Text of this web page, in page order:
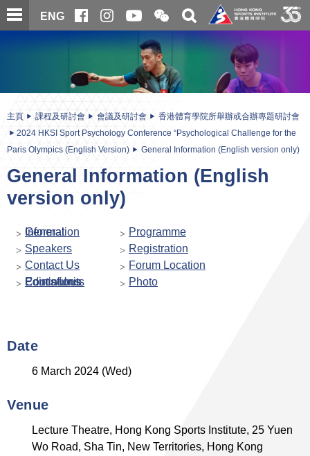
跳
至
ENG
開
合
信
二
維
碼
關
搜
主頁 課程及研討會 會議及研討會
香港體育學院所舉辦或合辦專題研討會
2024 HKSI Sport Psychology Conference “Psychological Challenge for the
Paris Olympics (English Version)
General Information (English version only)
General Information (English
version only)
General Information
Programme
Speakers
Registration
Contact Us
Forum Location
Continuous Educations Points/Units
Photo
Date
6 March 2024 (Wed)
Venue
Lecture Theatre, Hong Kong Sports Institute, 25 Yuen
Wo Road, Sha Tin, New Territories, Hong Kong